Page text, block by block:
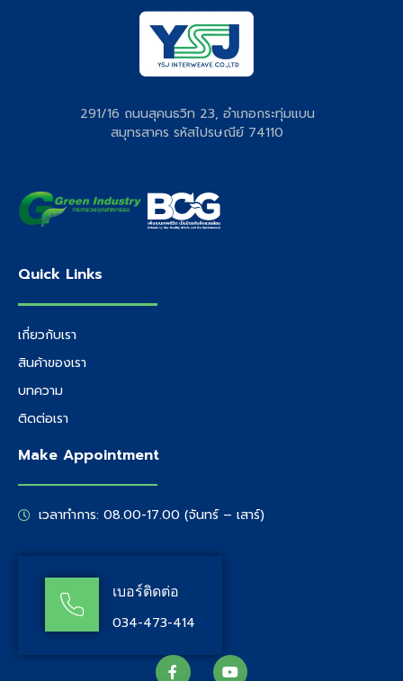
291/16 ถนนสุคนธวิท 23, อำเภอกระทุ่มแบน
สมุทรสาคร รหัสไปรษณีย์ 74110
Quick Links
เกี่ยวกับเรา
สินค้าของเรา
บทความ
ติดต่อเรา
Make Appointment
เวลาทำการ: 08.00-17.00 (จันทร์ – เสาร์)
เบอร์ติดต่อ
034-473-414